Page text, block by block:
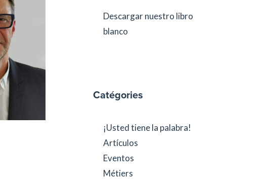
Descargar nuestro libro
blanco
Catégories
¡Usted tiene la palabra!
Artículos
Eventos
Métiers